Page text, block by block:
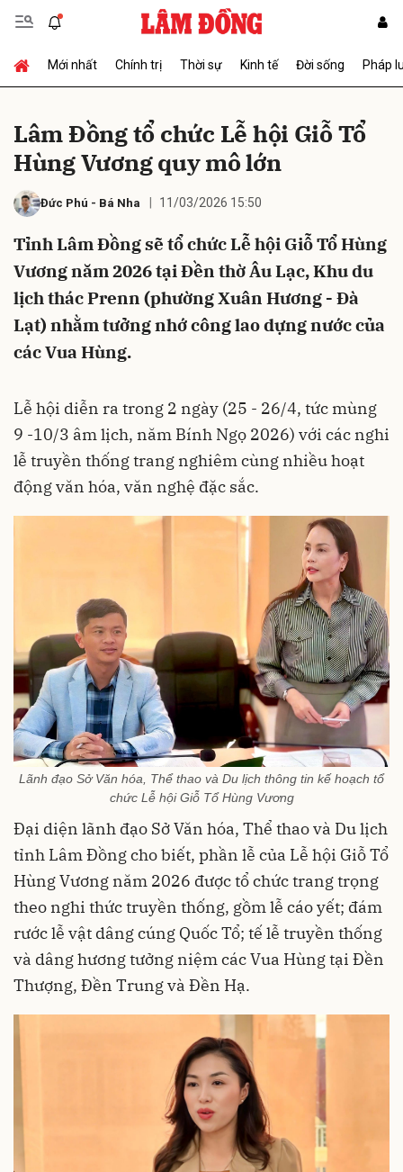
Mới nhất Chính trị Thời sự Kinh tế Đời sống Pháp
Lâm Đồng tổ chức Lễ hội Giỗ Tổ
Hùng Vương quy mô lớn
Đức Phú - Bá Nha 11/03/2026 15:50
Tỉnh Lâm Đồng sẽ tổ chức Lễ hội Giỗ Tổ Hùng
Vương năm 2026 tại Đền thờ Âu Lạc, Khu du
lịch thác Prenn (phường Xuân Hương - Đà
Lạt) nhằm tưởng nhớ công lao dựng nước của
các Vua Hùng.
Lễ hội diễn ra trong 2 ngày (25 - 26/4, tức mùng
9 -10/3 âm lịch, năm Bính Ngọ 2026) với các nghi
lễ truyền thống trang nghiêm cùng nhiều hoạt
động văn hóa, văn nghệ đặc sắc.
Lãnh đạo Sở Văn hóa, Thể thao và Du lịch thông tin kế hoạch tổ
chức Lễ hội Giỗ Tổ Hùng Vương
Đại diện lãnh đạo Sở Văn hóa, Thể thao và Du lịch
tỉnh Lâm Đồng cho biết, phần lễ của Lễ hội Giỗ Tổ
Hùng Vương năm 2026 được tổ chức trang trọng
theo nghi thức truyền thống, gồm lễ cáo yết; đám
rước lễ vật dâng cúng Quốc Tổ; tế lễ truyền thống
và dâng hương tưởng niệm các Vua Hùng tại Đền
Thượng, Đền Trung và Đền Hạ.
Gửi bình luận
Hủy Gửi